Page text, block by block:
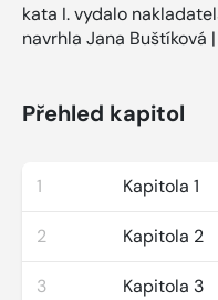
kata I. vydalo
navrhla Jana Buštíková
Přehled kapitol
1 Kapitola 1
2 Kapitola 2
3 Kapitola 3